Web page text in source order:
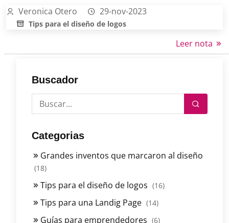
Buscador
Categorias
Grandes inventos que marcaron al diseño
(18)
Tips para el diseño de logos (16)
Tips para una Landig Page (14)
Guías para emprendedores (6)
Veronica Otero 29-nov-2023
Tips para el diseño de logos
Leer nota